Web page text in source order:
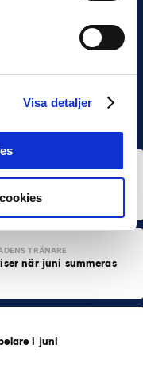
Visa detaljer
TRÄNARE
TRÄNARE
när juni summeras
i juni